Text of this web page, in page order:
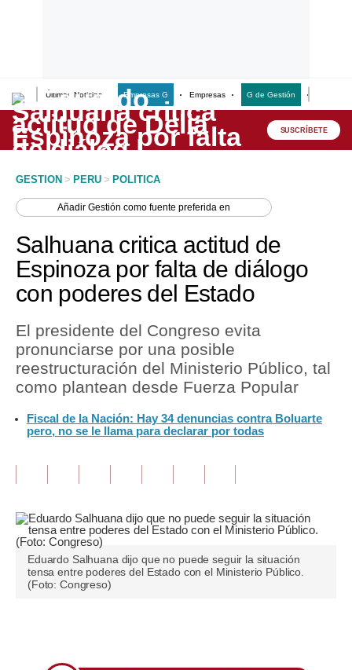
Últimas Noticias Empresas G Empresas G de Gestión
Lo último
Peru Quiosco
Economía
Mercados
Política
Finanzas Personales
Editorial
Pregunta de hoy
Lujo
SUSCRÍBETE
GESTION > PERU > POLITICA
AñadirGestión como fuente preferida en
Salhuana critica actitud de
Espinoza por falta de diálogo
con poderes del Estado
El presidente del Congreso evita
pronunciarse por una posible
reestructuración del Ministerio Público, tal
como plantean desde Fuerza Popular
Fiscal de la Nación: Hay 34 denuncias contra Boluarte
pero, no se le llama para declarar por todas
Eduardo Salhuana dijo que no puede seguir la situación
tensa entre poderes del Estado con el Ministerio Público.
(Foto: Congreso)